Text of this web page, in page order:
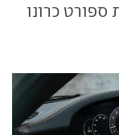
חבילת ספורט כרונו